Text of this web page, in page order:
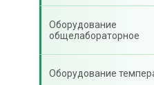
Оборудование
общелабораторное
Оборудование